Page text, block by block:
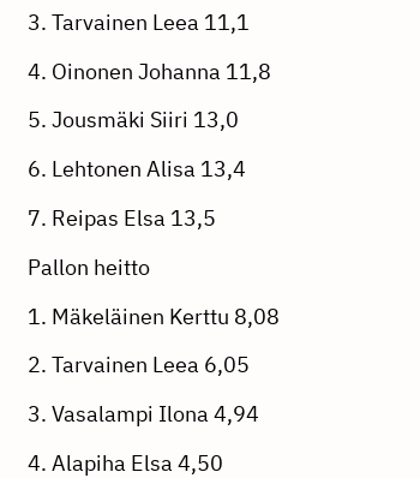
3. Tarvainen Leea 11,1
4. Oinonen Johanna 11,8
5. Jousmäki Siiri 13,0
6. Lehtonen Alisa 13,4
7. Reipas Elsa 13,5
Pallon heitto
1. Mäkeläinen Kerttu 8,08
2. Tarvainen Leea 6,05
3. Vasalampi Ilona 4,94
4. Alapiha Elsa 4,50